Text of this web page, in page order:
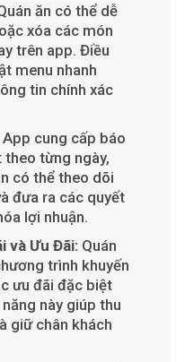
ăn có thể dễ
xóa các món
trên app. Điều
menu nhanh
tin chính xác
cung cấp báo
từng ngày,
có thể theo dõi
đưa ra các quyết
lợi nhuận.
và Ưu Đãi:Quán
trình khuyến
ưu đãi đặc biệt
này giúp thu
giữ chân khách